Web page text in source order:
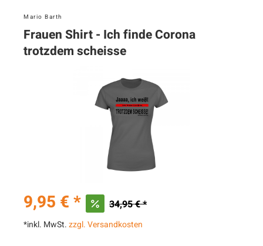
Mario Barth
Frauen Shirt - Ich finde Corona
trotzdem scheisse
9,95 € * 34,95 € *
*inkl. MwSt.zzgl. Versandkosten